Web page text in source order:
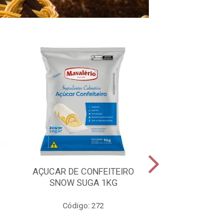
AÇUCAR DE CONFEITEIRO
SNOW SUGA 1KG
Código: 272